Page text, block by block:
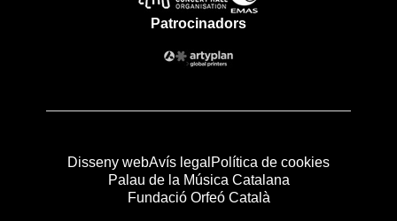
Patrocinadors
Disseny webAvís legal Política de cookies
Palau de la Música Catalana
Fundació Orfeó Català